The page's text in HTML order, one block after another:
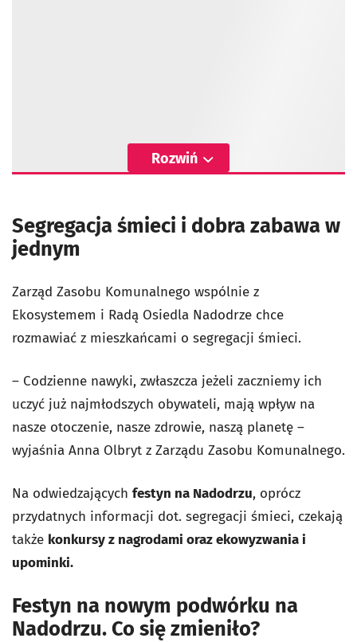
Rozwiń
Segregacja śmieci i dobra zabawa w
jednym
Zarząd Zasobu Komunalnego wspólnie z
Ekosystemem i Radą Osiedla Nadodrze chce
rozmawiać z mieszkańcami o segregacji śmieci.
– Codzienne nawyki, zwłaszcza jeżeli zaczniemy ich
uczyć już najmłodszych obywateli, mają wpływ na
nasze otoczenie, nasze zdrowie, naszą planetę –
wyjaśnia Anna Olbryt z Zarządu Zasobu Komunalnego.
Na odwiedzających festyn na Nadodrzu, oprócz
przydatnych informacji dot. segregacji śmieci, czekają
także konkursy z nagrodami oraz ekowyzwania i
upominki.
Festyn na nowym podwórku na
Nadodrzu. Co się zmieniło?